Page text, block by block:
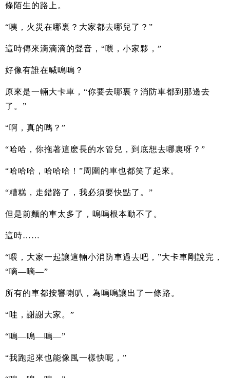
條陌生的路上。
“咦，火災在哪裏？大家都去哪兒了？”
這時傳來滴滴滴的聲音，“喂，小家夥，”
好像有誰在喊嗚嗚？
原來是一輛大卡車，“你要去哪裏？消防車都到那邊去
了。”
“啊，真的嗎？”
“哈哈，你拖著這麽長的水管兒，到底想去哪裏呀？”
“哈哈哈，哈哈哈！”周圍的車也都笑了起來。
“糟糕，走錯路了，我必須要快點了。”
但是前麵的車太多了，嗚嗚根本動不了。
這時……
“喂，大家一起讓這輛小消防車過去吧，”大卡車剛說完，
“嘀—嘀—”
所有的車都按響喇叭，為嗚嗚讓出了一條路。
“哇，謝謝大家。”
“嗚—嗚—嗚—”
“我跑起來也能像風一樣快呢，”